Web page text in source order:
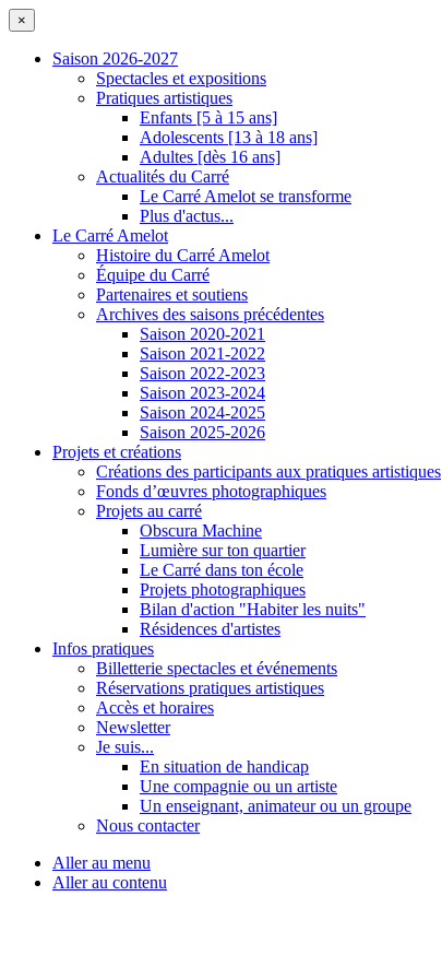
×
Saison 2026-2027
Spectacles et expositions
Pratiques artistiques
Enfants [5 à 15 ans]
Adolescents [13 à 18 ans]
Adultes [dès 16 ans]
Actualités du Carré
Le Carré Amelot se transforme
Plus d'actus...
Le Carré Amelot
Histoire du Carré Amelot
Équipe du Carré
Partenaires et soutiens
Archives des saisons précédentes
Saison 2020-2021
Saison 2021-2022
Saison 2022-2023
Saison 2023-2024
Saison 2024-2025
Saison 2025-2026
Projets et créations
Créations des participants aux pratiques artistiques
Fonds d’œuvres photographiques
Projets au carré
Obscura Machine
Lumière sur ton quartier
Le Carré dans ton école
Projets photographiques
Bilan d'action "Habiter les nuits"
Résidences d'artistes
Infos pratiques
Billetterie spectacles et événements
Réservations pratiques artistiques
Accès et horaires
Newsletter
Je suis...
En situation de handicap
Une compagnie ou un artiste
Un enseignant, animateur ou un groupe
Nous contacter
Aller au menu
Aller au contenu